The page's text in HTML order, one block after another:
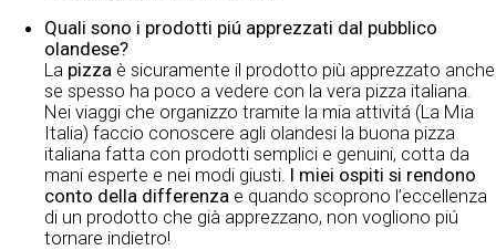
Quali sono i prodotti piú apprezzati dal pubblico
olandese?
La pizza è sicuramente il prodotto più apprezzato anche
se spesso ha poco a vedere con la vera pizza italiana.
Nei viaggi che organizzo tramite la mia attivitá (La Mia
Italia) faccio conoscere agli olandesi la buona pizza
italiana fatta con prodotti semplici e genuini, cotta da
mani esperte e nei modi giusti. I miei ospiti si rendono
conto della differenza e quando scoprono l’eccellenza
di un prodotto che già apprezzano, non vogliono piú
tornare indietro!